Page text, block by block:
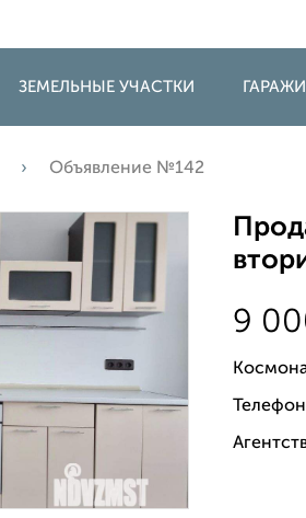
ЗЕМЕЛЬНЫЕ УЧАСТКИ
Объявление №142
9